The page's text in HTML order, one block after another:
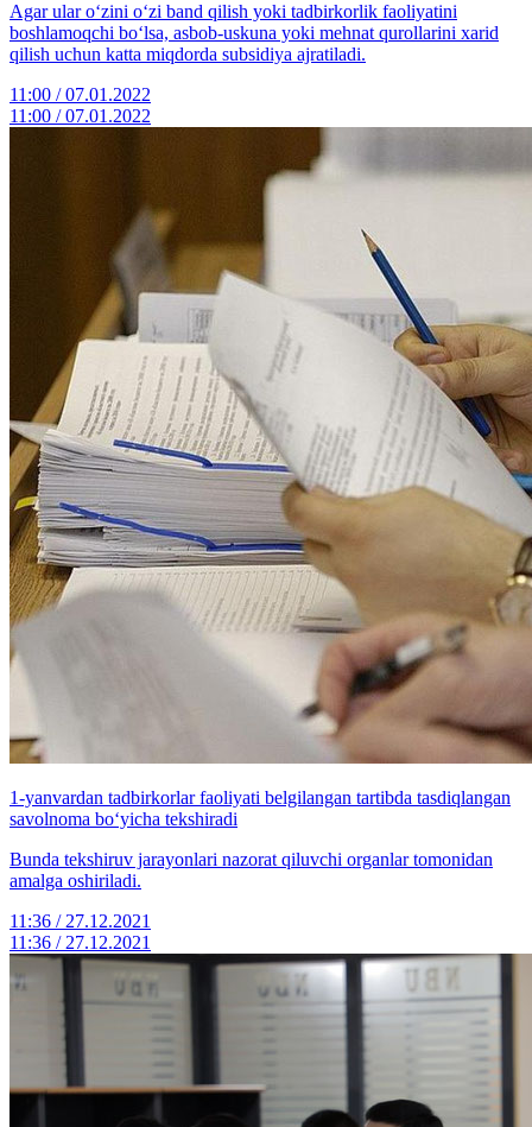
Аgar ular o‘zini o‘zi band qilish yoki tadbirkorlik faoliyatini
boshlamoqchi bo‘lsa, asbob-uskuna yoki mehnat qurollarini xarid
qilish uchun katta miqdorda subsidiya ajratiladi.
11:00 / 07.01.2022
11:00 / 07.01.2022
1-yanvardan tadbirkorlar faoliyati belgilangan tartibda tasdiqlangan
savolnoma bo‘yicha tekshiradi
Bunda tekshiruv jarayonlari nazorat qiluvchi organlar tomonidan
amalga oshiriladi.
11:36 / 27.12.2021
11:36 / 27.12.2021